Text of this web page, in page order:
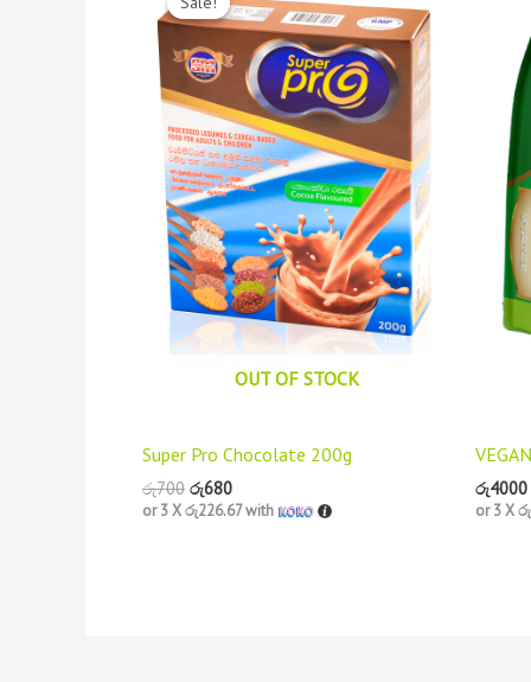
OUT OF STOCK
Super Pro Chocolate 200g
රු700
was:
රු700.
රු680
is:
රු680.
or 3 Xරු226.67with
රු4000
or 3 X